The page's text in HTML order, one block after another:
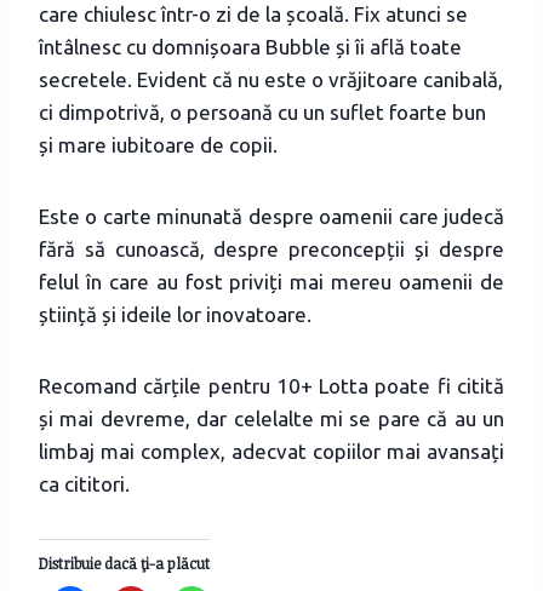
care chiulesc într-o zi de la școală. Fix atunci se
întâlnesc cu domnișoara Bubble și îi află toate
secretele. Evident că nu este o vrăjitoare canibală,
ci dimpotrivă, o persoană cu un suflet foarte bun
și mare iubitoare de copii.
Este o carte minunată despre oamenii care judecă
fără să cunoască, despre preconcepții și despre
felul în care au fost priviți mai mereu oamenii de
știință și ideile lor inovatoare.
Recomand cărțile pentru 10+ Lotta poate fi citită
și mai devreme, dar celelalte mi se pare că au un
limbaj mai complex, adecvat copiilor mai avansați
ca cititori.
Distribuie dacă ţi-a plăcut